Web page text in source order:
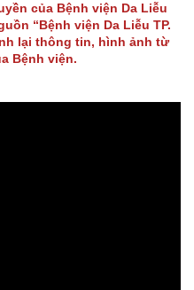
của Bệnh viện Da Liễu
“Bệnh viện Da Liễu TP.
lại thông tin, hình ảnh từ
Bệnh viện.